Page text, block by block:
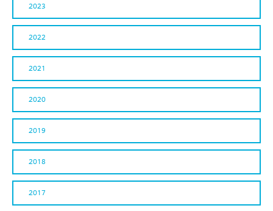
2023
2022
2021
2020
2019
2018
2017